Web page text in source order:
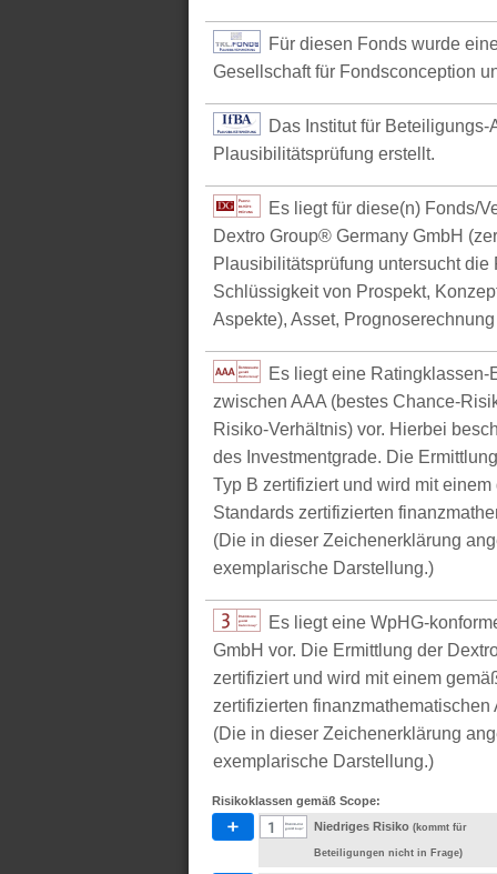
Für diesen Fonds wurde
Gesellschaft für Fondsconception
Das Institut für
Plausibilitätsprüfung erstellt.
Es liegt für diese(n) Fonds/
Dextro Group® Germany GmbH
Plausibilitätsprüfung untersucht
Schlüssigkeit von Prospekt,
Aspekte), Asset,
Es liegt eine Ratingklassen-
zwischen AAA (bestes Chance-
Risiko-Verhältnis) vor. Hierbei
des Investmentgrade. Die
Typ B zertifiziert und wird mit
Standards zertifizierten
(Die in dieser Zeichenerklärung
exemplarische Darstellung.)
Es liegt eine WpHG-
GmbH vor. Die Ermittlung der
zertifiziert und wird mit einem
zertifizierten
(Die in dieser Zeichenerklärung
exemplarische Darstellung.)
Risikoklassen gemäß Scope:
Niedriges Risiko (kommt für
Beteiligungen nicht in Frage)